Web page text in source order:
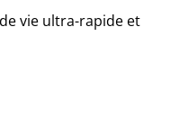
vie ultra-rapide et